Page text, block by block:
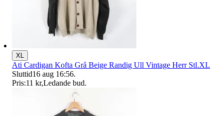
XL
Ati Cardigan Kofta Grå Beige Randig Ull Vintage Herr Stl.XL
Sluttid16 aug 16:56.
Pris:11 kr,Ledande bud.